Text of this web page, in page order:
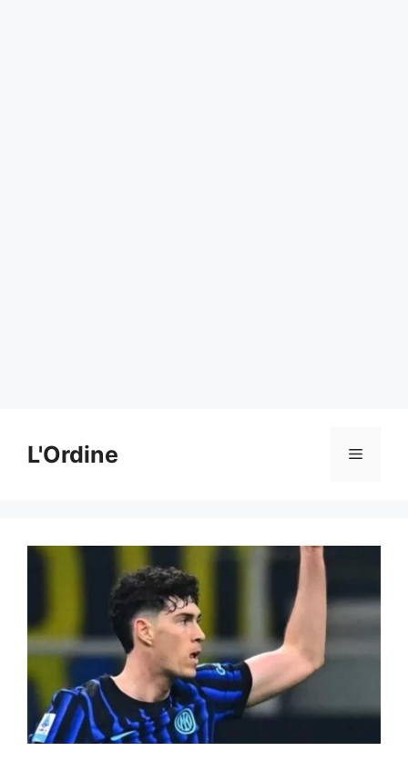
contenuto
L'Ordine Menu